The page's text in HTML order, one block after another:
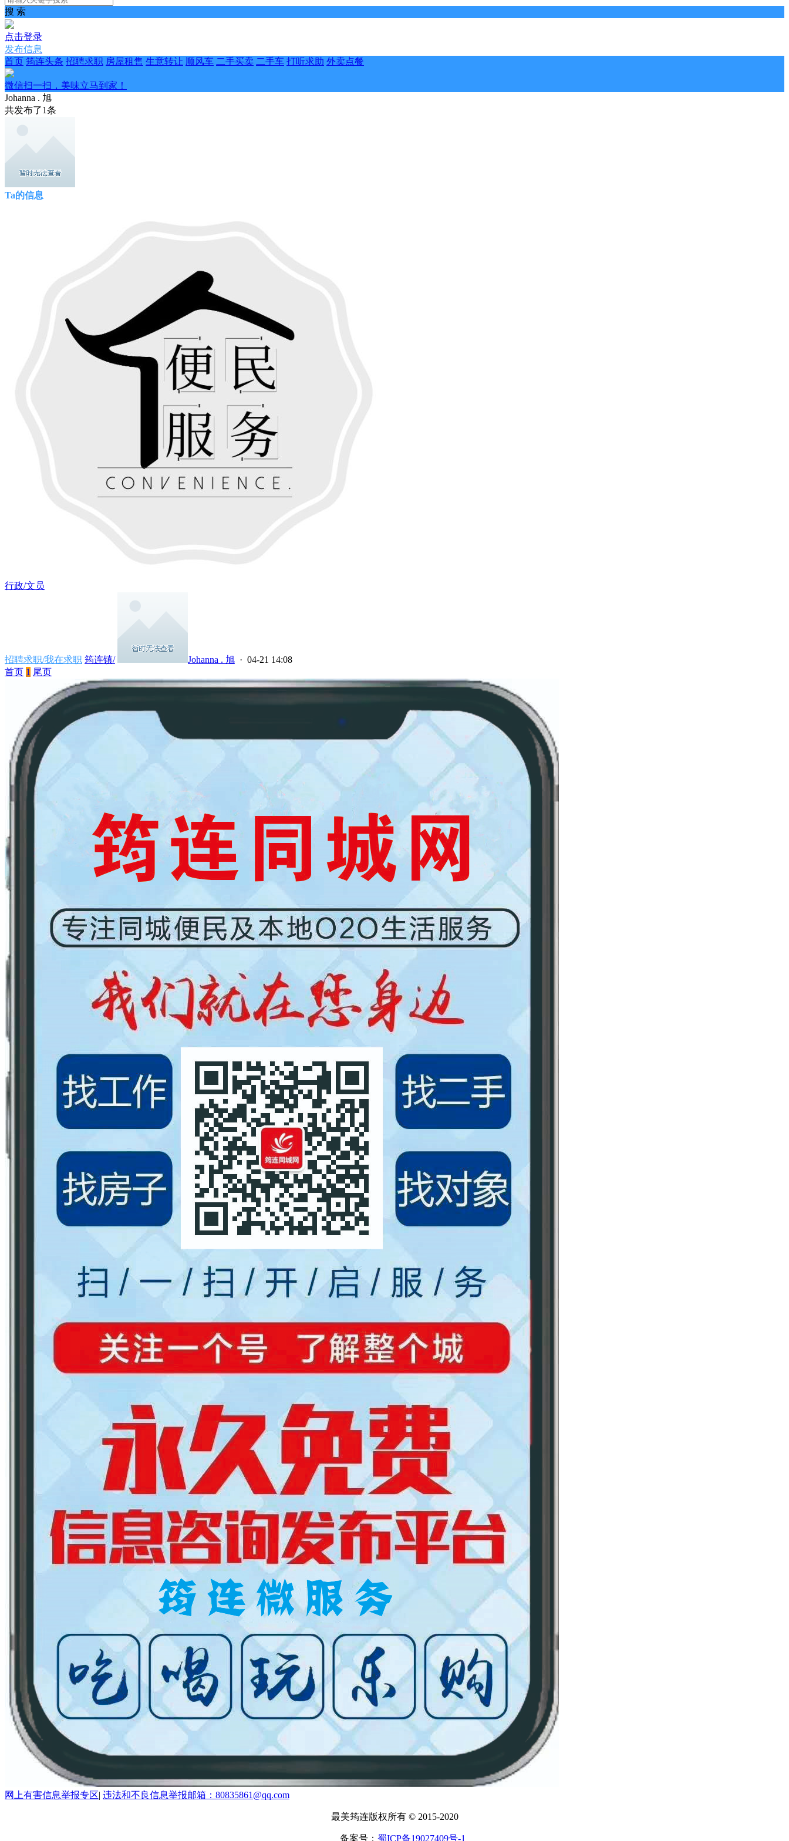
搜 索
点击登录
发布信息
首页 筠连头条 招聘求职 房屋租售 生意转让 顺风车 二手买卖 二手车 打听求助 外卖点餐
微信扫一扫，美味立马到家！
Johanna . 旭
共发布了1条
Ta的信息
行政/文员
招聘求职/我在求职 筠连镇/ Johanna . 旭 · 04-21 14:08
首页 1 尾页
网上有害信息举报专区| 违法和不良信息举报邮箱：80835861@qq.com
最美筠连版权所有 © 2015-2020
备案号： 蜀ICP备19027409号-1